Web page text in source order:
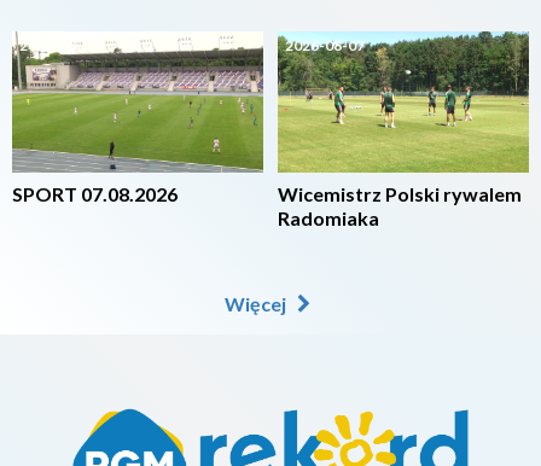
2026-08-07
SPORT 07.08.2026
2026-08-07
Wicemistrz Polski rywalem
Radomiaka
Więcej